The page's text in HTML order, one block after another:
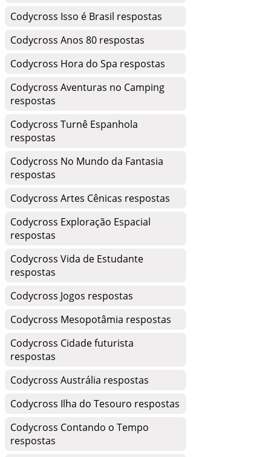
Codycross Isso é Brasil respostas
Codycross Anos 80 respostas
Codycross Hora do Spa respostas
Codycross Aventuras no Camping
respostas
Codycross Turnê Espanhola
respostas
Codycross No Mundo da Fantasia
respostas
Codycross Artes Cênicas respostas
Codycross Exploração Espacial
respostas
Codycross Vida de Estudante
respostas
Codycross Jogos respostas
Codycross Mesopotâmia respostas
Codycross Cidade futurista
respostas
Codycross Austrália respostas
Codycross Ilha do Tesouro respostas
Codycross Contando o Tempo
respostas